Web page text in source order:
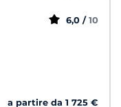
6,0 / 10
a partire da 1 725 €